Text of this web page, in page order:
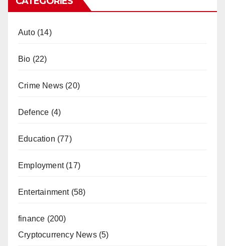
Auto(14)
Bio (22)
Crime News (20)
Defence (4)
Education (77)
Employment(17)
Entertainment(58)
finance (200)
Cryptocurrency News(5)